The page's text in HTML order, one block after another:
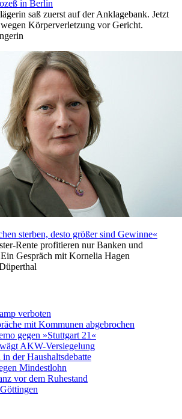
in Berlin
saß zuerst auf der Anklagebank. Jetzt
Körperverletzung vor Gericht.
sterben, desto größer sind Gewinne«
Rente profitieren nur Banken und
Gespräch mit Kornelia Hagen
verboten
mit Kommunen abgebrochen
gegen »Stuttgart 21«
AKW-Versiegelung
in der Haushaltsdebatte
Mindestlohn
vor dem Ruhestand